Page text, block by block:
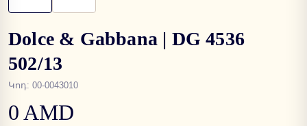
Dolce & Gabbana | DG 4536
502/13
Կոդ: 00-0043010
0 AMD